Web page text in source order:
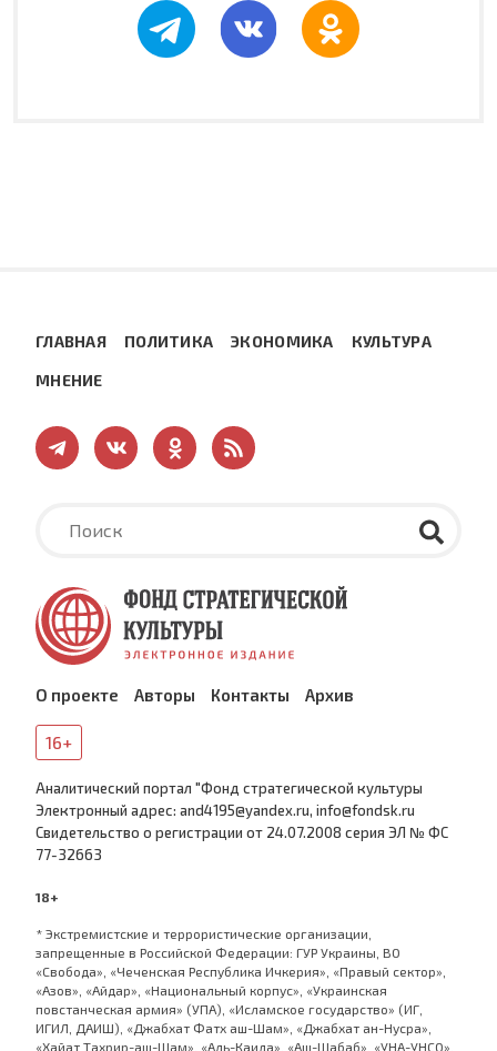
ГЛАВНАЯ ПОЛИТИКА ЭКОНОМИКА КУЛЬТУРА
МНЕНИЕ
О проекте Авторы Контакты Архив
16+
Аналитический портал "Фонд стратегической культуры
Электронный адрес: and4195@yandex.ru, info@fondsk.ru
Cвидетельство о регистрации от 24.07.2008 серия ЭЛ № ФС
77-32663
18+
* Экстремистские и террористические организации,
запрещенные в Российской Федерации: ГУР Украины, ВО
«Свобода», «Чеченская Республика Ичкерия», «Правый сектор»,
«Азов», «Айдар», «Национальный корпус», «Украинская
повстанческая армия» (УПА), «Исламское государство» (ИГ,
ИГИЛ, ДАИШ), «Джабхат Фатх аш-Шам», «Джабхат ан-Нусра»,
«Хайат Тахрир-аш-Шам», «Аль-Каида», «Аш-Шабаб», «УНА-УНСО»,